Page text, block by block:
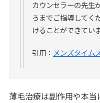
カウンセラーの先生
ろまでご指導してく
けることができていま
引用： メンズタイム
薄毛治療は副作用や本